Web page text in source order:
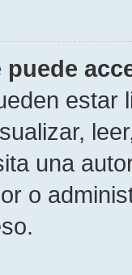
puede
estar
una
o